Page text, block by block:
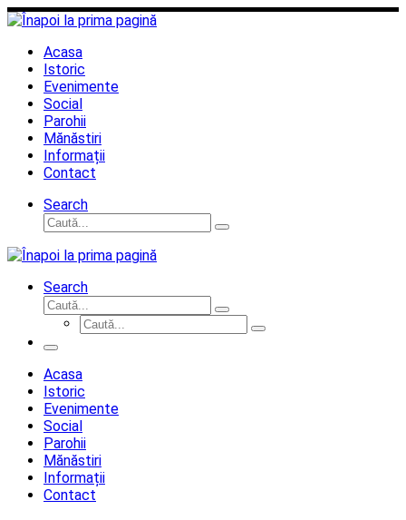
Sari
la
conținutAcasa
Istoric
Evenimente
Social
Parohii
Mănăstiri
Informații
Contact
Search
Căutare
Caută...
Search
Căutare
Caută...
Căutare
Caută...
Meniu
Acasa
Istoric
Evenimente
Social
Parohii
Mănăstiri
Informații
Contact